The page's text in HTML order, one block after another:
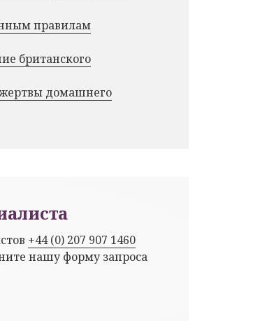
правилам
британского
домашнего
+44 (0) 207 907 1460
нашу форму запроса